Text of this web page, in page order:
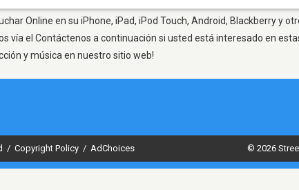
Online en su iPhone, iPad, iPod Touch, Android, Blackberry y
vía el Contáctenos a continuación si usted está interesado en
y música en nuestro sitio web!
/ Copyright Policy / AdChoices © 2026